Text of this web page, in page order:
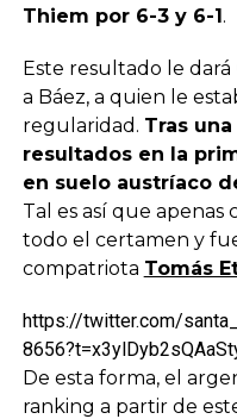
Thiem por 6-3 y 6-1.
Este resultado le
a Báez, a quien le
regularidad. Tras
resultados en la
en suelo austríaco
Tal es así que apenas
todo el certamen y
compatriota Tomás
https://twitter.com/
De esta forma, el
ranking a partir de